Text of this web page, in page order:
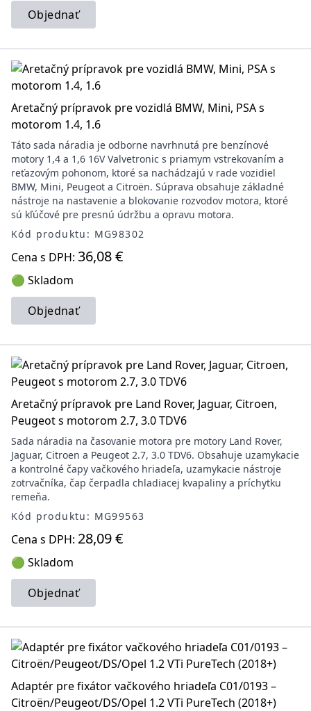
Objednať
Aretačný prípravok pre vozidlá BMW, Mini, PSA s
motorom 1.4, 1.6
Táto sada náradia je odborne navrhnutá pre benzínové
motory 1,4 a 1,6 16V Valvetronic s priamym vstrekovaním a
reťazovým pohonom, ktoré sa nachádzajú v rade vozidiel
BMW, Mini, Peugeot a Citroën. Súprava obsahuje základné
nástroje na nastavenie a blokovanie rozvodov motora, ktoré
sú kľúčové pre presnú údržbu a opravu motora.
Kód produktu: MG98302
Cena s DPH: 36,08 €
🟢 Skladom
Objednať
Aretačný prípravok pre Land Rover, Jaguar, Citroen,
Peugeot s motorom 2.7, 3.0 TDV6
Sada náradia na časovanie motora pre motory Land Rover,
Jaguar, Citroen a Peugeot 2.7, 3.0 TDV6. Obsahuje uzamykacie
a kontrolné čapy vačkového hriadeľa, uzamykacie nástroje
zotrvačníka, čap čerpadla chladiacej kvapaliny a príchytku
remeňa.
Kód produktu: MG99563
Cena s DPH: 28,09 €
🟢 Skladom
Objednať
Adaptér pre fixátor vačkového hriadeľa C01/0193 –
Citroën/Peugeot/DS/Opel 1.2 VTi PureTech (2018+)